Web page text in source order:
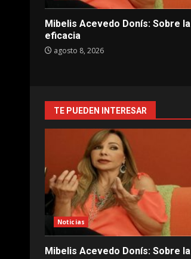
Mibelis Acevedo Donís: Sobre la
eficacia
agosto 8, 2026
TE PUEDEN INTERESAR
Noticias
Mibelis Acevedo Donís: Sobre la